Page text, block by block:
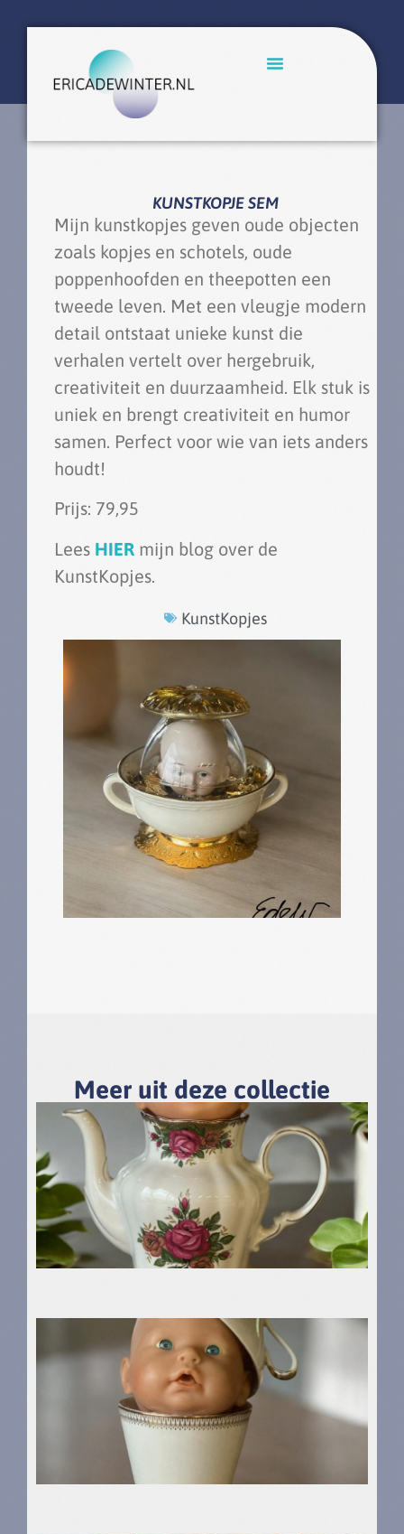
KUNSTKOPJE SEM
Mijn kunstkopjes geven oude objecten
zoals kopjes en schotels, oude
poppenhoofden en theepotten een
tweede leven. Met een vleugje modern
detail ontstaat unieke kunst die
verhalen vertelt over hergebruik,
creativiteit en duurzaamheid. Elk stuk is
uniek en brengt creativiteit en humor
samen. Perfect voor wie van iets anders
houdt!
Prijs: 79,95
Lees HIER mijn blog over de
KunstKopjes.
KunstKopjes
Meer uit deze collectie